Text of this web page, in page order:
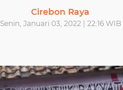
Cirebon Raya
Senin, Januari 03, 2022 | 22:16 WIB